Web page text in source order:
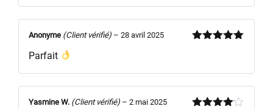
Anonyme (Client vérifié) – 28 avril 2025
Parfait
Yasmine W. (Client vérifié) – 2 mai 2025